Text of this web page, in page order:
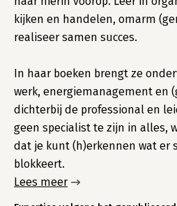
kijken en handelen, omarm
realiseer samen succes.
In haar boeken brengt ze
werk, energiemanagement en
dichterbij de professional en
geen specialist te zijn in alles,
dat je kunt (h)erkennen wat er
blokkeert.
Lees meer